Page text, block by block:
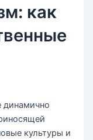
как
динамично
культуры и